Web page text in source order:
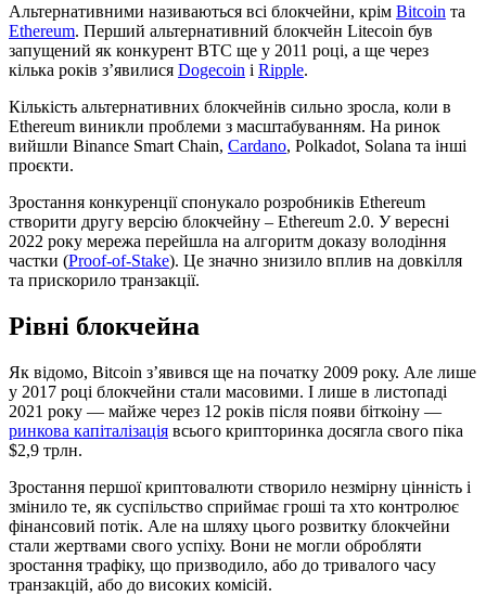
Альтернативними називаються всі блокчейни, крім Bitcoin та
Ethereum. Перший альтернативний блокчейн Litecoin був
запущений як конкурент BTC ще у 2011 році, а ще через
кілька років з’явилися Dogecoin і Ripple.
Кількість альтернативних блокчейнів сильно зросла, коли в
Ethereum виникли проблеми з масштабуванням. На ринок
вийшли Binance Smart Chain, Cardano, Polkadot, Solana та інші
проєкти.
Зростання конкуренції спонукало розробників Ethereum
створити другу версію блокчейну – Ethereum 2.0. У вересні
2022 року мережа перейшла на алгоритм доказу володіння
частки (Proof-of-Stake). Це значно знизило вплив на довкілля
та прискорило транзакції.
Рівні блокчейна
Як відомо, Bitcoin з’явився ще на початку 2009 року. Але лише
у 2017 році блокчейни стали масовими. І лише в листопаді
2021 року — майже через 12 років після появи біткоіну —
ринкова капіталізація всього крипторинка досягла свого піка
$2,9 трлн.
Зростання першої криптовалюти створило незмірну цінність і
змінило те, як суспільство сприймає гроші та хто контролює
фінансовий потік. Але на шляху цього розвитку блокчейни
стали жертвами свого успіху. Вони не могли обробляти
зростання трафіку, що призводило, або до тривалого часу
транзакцій, або до високих комісій.